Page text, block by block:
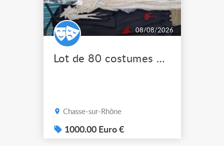
08/08/2026
Lot de 80 costumes de scène pro
Chasse-sur-Rhône
1000.00 Euro €